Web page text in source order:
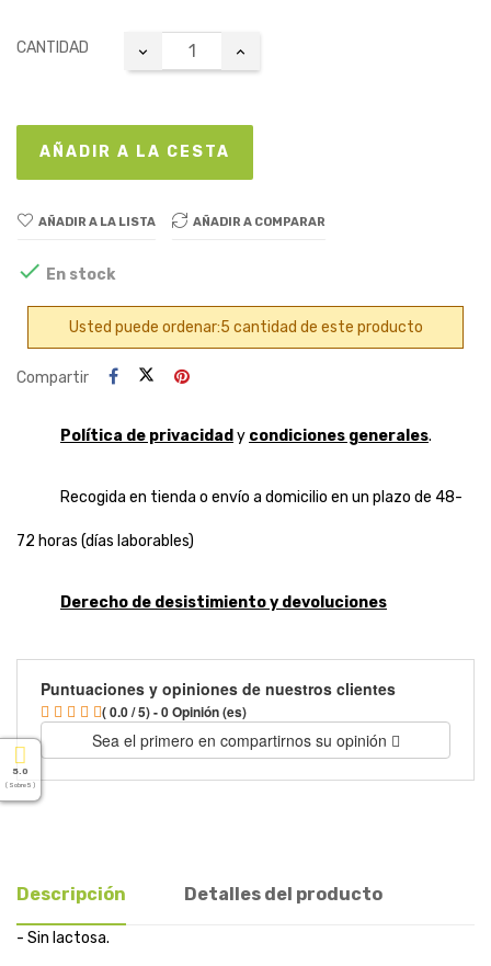
CANTIDAD
AÑADIR A LA CESTA
AÑADIR A LA LISTA AÑADIR A COMPARAR
 En stock
Usted puede ordenar:5 cantidad de este producto
Compartir
Política de privacidad y condiciones generales.
Recogida en tienda o envío a domicilio en un plazo de 48-
72 horas (días laborables)
Derecho de desistimiento y devoluciones
Puntuaciones y opiniones de nuestros clientes
( 0.0 / 5) - 0 Opinión (es)
Sea el primero en compartirnos su opinión
Descripción Detalles del producto
- Sin lactosa.
5.0
( Sobre 5 )